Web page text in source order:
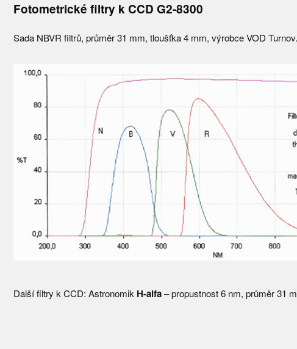
Fotometrické filtry k CCD G2-8300
Sada NBVR filtrů, průměr 31 mm, tloušťka 4 mm, výrobce VOD Turnov.
Další filtry k CCD: Astronomik H-alfa– propustnost 6 nm, průměr 31